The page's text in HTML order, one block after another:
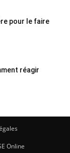
pour le faire
réagir
Online